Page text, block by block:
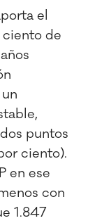
el
ciento de
puntos
ciento).
en ese
con
1.847